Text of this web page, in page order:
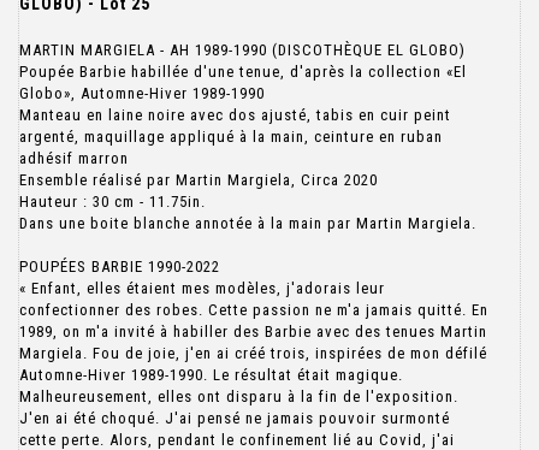
MARTIN MARGIELA - AH 1989-1990 (DISCOTHÈQUE EL GLOBO)
Poupée Barbie habillée d'une tenue, d'après la collection «El
Globo», Automne-Hiver 1989-1990
Manteau en laine noire avec dos ajusté, tabis en cuir peint
argenté, maquillage appliqué à la main, ceinture en ruban
adhésif marron
Ensemble réalisé par Martin Margiela, Circa 2020
Hauteur : 30 cm - 11.75in.
Dans une boite blanche annotée à la main par Martin Margiela.
POUPÉES BARBIE 1990-2022
« Enfant, elles étaient mes modèles, j'adorais leur
confectionner des robes. Cette passion ne m'a jamais quitté. En
1989, on m'a invité à habiller des Barbie avec des tenues Martin
Margiela. Fou de joie, j'en ai créé trois, inspirées de mon défilé
Automne-Hiver 1989-1990. Le résultat était magique.
Malheureusement, elles ont disparu à la fin de l'exposition.
J'en ai été choqué. J'ai pensé ne jamais pouvoir surmonté
cette perte. Alors, pendant le confinement lié au Covid, j'ai